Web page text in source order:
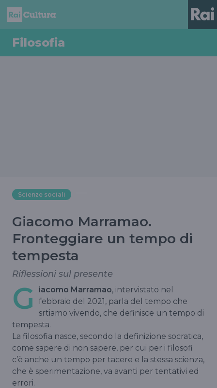
Filosofia
Scienze sociali
Giacomo Marramao.
Fronteggiare un tempo di
tempesta
Riflessioni sul presente
G iacomo Marramao, intervistato nel
febbraio del 2021, parla del tempo che
srtiamo vivendo, che definisce un tempo di
tempesta.
La filosofia nasce, secondo la definizione socratica,
come sapere di non sapere, per cui per i filosofi
c’è anche un tempo per tacere e la stessa scienza,
che è sperimentazione, va avanti per tentativi ed
errori.